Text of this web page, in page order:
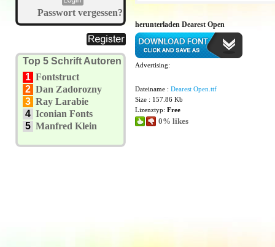
Passwort vergessen?
Top 5 Schrift Autoren
1 Fontstruct
2 Dan Zadorozny
3 Ray Larabie
4 Iconian Fonts
5 Manfred Klein
herunterladen Dearest Open
Advertising:
Dateiname : Dearest Open.ttf
Size : 157.86 Kb
Lizenztyp: Free
0% likes